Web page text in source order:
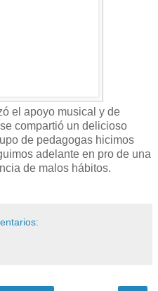
el apoyo musical y de
compartió un delicioso
de pedagogas hicimos
adelante en pro de una
de malos hábitos.